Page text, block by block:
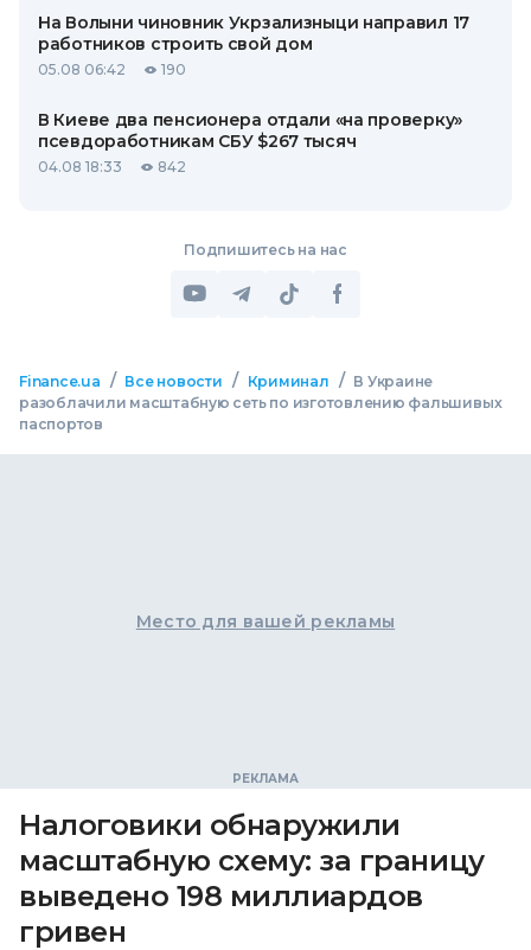
На Волыни чиновник Укрзализныци направил 17
работников строить свой дом
05.08 06:42 190
В Киеве два пенсионера отдали «на проверку»
псевдоработникам СБУ $267 тысяч
04.08 18:33 842
Подпишитесь на нас
Finance.ua / Все новости / Криминал / В Украине
разоблачили масштабную сеть по изготовлению фальшивых
паспортов
Место для вашей рекламы
Налоговики обнаружили
масштабную схему: за границу
выведено 198 миллиардов
гривен